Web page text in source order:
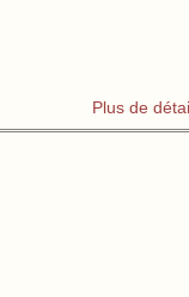
Plus de